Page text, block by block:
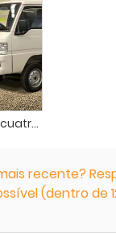
Camión eléctrico de cuatro ruedas
recente?
(dentro de